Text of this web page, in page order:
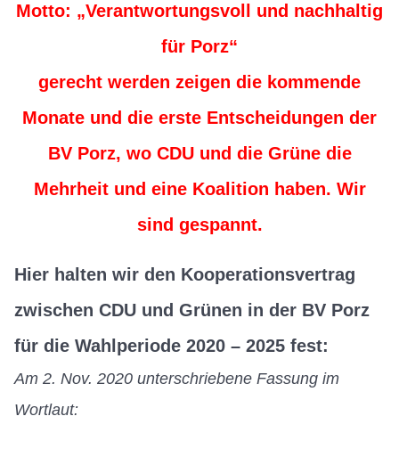
Motto: „Verantwortungsvoll und nachhaltig
für Porz“
gerecht werden zeigen die kommende
Monate und die erste Entscheidungen der
BV Porz, wo CDU und die Grüne die
Mehrheit und eine Koalition haben. Wir
sind gespannt.
Hier halten wir den Kooperationsvertrag
zwischen CDU und Grünen in der BV Porz
für die Wahlperiode 2020 – 2025 fest:
Am 2. Nov. 2020 unterschriebene Fassung im
Wortlaut: